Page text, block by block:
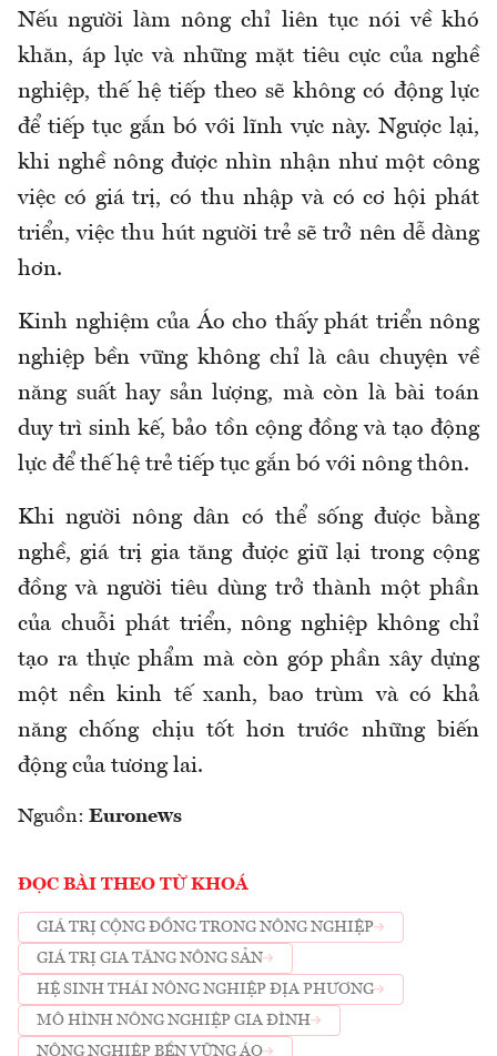
Nếu người làm nông chỉ liên tục nói về khó
khăn, áp lực và những mặt tiêu cực của nghề
nghiệp, thế hệ tiếp theo sẽ không có động lực
để tiếp tục gắn bó với lĩnh vực này. Ngược lại,
khi nghề nông được nhìn nhận như một công
việc có giá trị, có thu nhập và có cơ hội phát
triển, việc thu hút người trẻ sẽ trở nên dễ dàng
hơn.
Kinh nghiệm của Áo cho thấy phát triển nông
nghiệp bền vững không chỉ là câu chuyện về
năng suất hay sản lượng, mà còn là bài toán
duy trì sinh kế, bảo tồn cộng đồng và tạo động
lực để thế hệ trẻ tiếp tục gắn bó với nông thôn.
Khi người nông dân có thể sống được bằng
nghề, giá trị gia tăng được giữ lại trong cộng
đồng và người tiêu dùng trở thành một phần
của chuỗi phát triển, nông nghiệp không chỉ
tạo ra thực phẩm mà còn góp phần xây dựng
một nền kinh tế xanh, bao trùm và có khả
năng chống chịu tốt hơn trước những biến
động của tương lai.
Nguồn: Euronews
ĐỌC BÀI THEO TỪ KHOÁ
GIÁ TRỊ CỘNG ĐỒNG TRONG NÔNG NGHIỆP
GIÁ TRỊ GIA TĂNG NÔNG SẢN
HỆ SINH THÁI NÔNG NGHIỆP ĐỊA PHƯƠNG
MÔ HÌNH NÔNG NGHIỆP GIA ĐÌNH
NÔNG NGHIỆP BỀN VỮNG ÁO